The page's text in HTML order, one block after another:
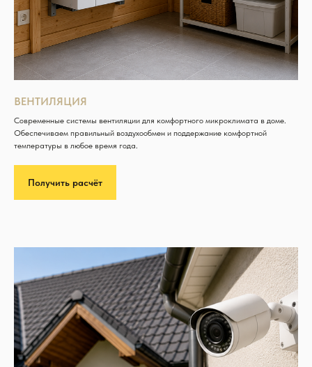
ВЕНТИЛЯЦИЯ
Современные системы вентиляции для комфортного микроклимата в доме.
Обеспечиваем правильный воздухообмен и поддержание комфортной
температуры в любое время года.
Получить расчёт